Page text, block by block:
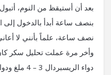
بعد أن أستيقظ من النوم، أتبول
بنصف ساعة أبدأ بالدخول
نصف ساعة، علماً بأنني لا
وأخر مرة عملت تحليل سكر